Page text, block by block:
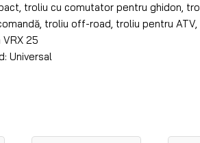
, troliu cu comutator pentru ghidon,
, troliu off-road, troliu pentru ATV,
VRX 25
Universal